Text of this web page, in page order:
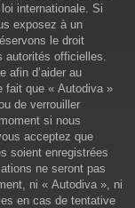
internationale. Si
exposez à un
le droit
autorités officielles.
afin d’aider au
fait que « Autodiva »
de verrouiller
si nous
acceptez que
soient enregistrées
ne seront pas
ni « Autodiva », ni
en cas de tentative